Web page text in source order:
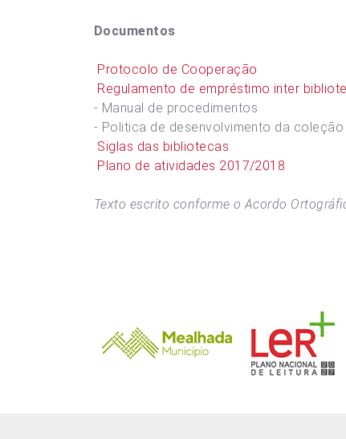
Documentos
Protocolo de Cooperação
Regulamento de empréstimo inter
- Manual de procedimentos
- Politica de desenvolvimento da coleção
Siglas das bibliotecas
Plano de atividades 2017/2018
Texto escrito conforme o Acordo